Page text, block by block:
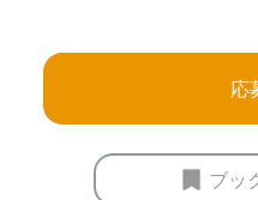
応
ブッ